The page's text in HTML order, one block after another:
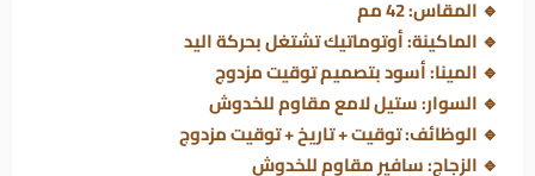
🔹 المقاس:
🔹 الماكينة:أوتوماتيك تشتغل بحركة اليد
🔹 المينا:أسود بتصميم توقيت مزدوج
🔹 السوار:ستيل لامع مقاوم للخدوش
🔹 الوظائف:توقيت + تاريخ + توقيت مزدوج
🔹 الزجاج:سافير مقاوم للخدوش